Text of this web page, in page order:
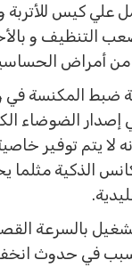
كيس للأتربة و
التنظيف و
أمراض الحساسية.
المكنسة في
الضوضاء
لا يتم توفير
الذكية مثلما
بالسرعة
في حدوث